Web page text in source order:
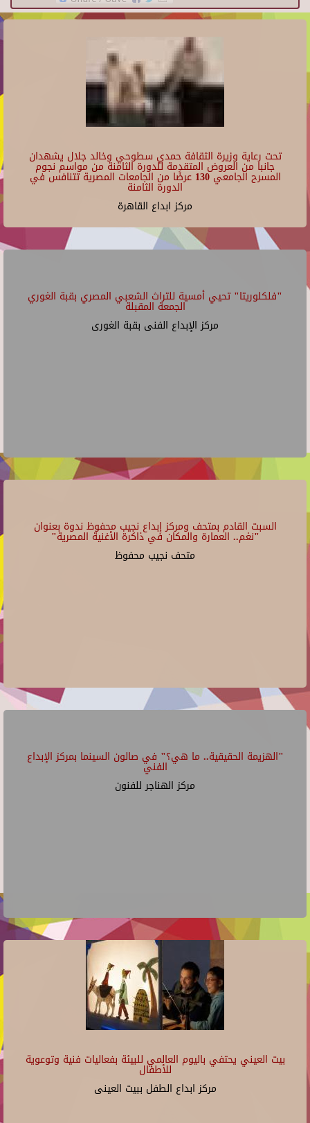
تحت رعاية وزيرة الثقافة حمدي سطوحي وخالد جلال يشهدان
جانبا من العروض المتقدمة للدورة الثامنة من مواسم نجوم
المسرح الجامعي 130 عرضًا من الجامعات المصرية تتنافس في
الدورة الثامنة
مركز ابداع القاهرة
"فلكلوريتا" تحيي أمسية للتراث الشعبي المصري بقبة الغوري
الجمعة المقبلة
مركز الإبداع الفنى بقبة الغورى
السبت القادم بمتحف ومركز إبداع نجيب محفوظ ندوة بعنوان
"نغم.. العمارة والمكان في ذاكرة الأغنية المصرية"
متحف نجيب محفوظ
"الهزيمة الحقيقية.. ما هي؟" في صالون السينما بمركز الإبداع
الفني
مركز الهناجر للفنون
بيت العيني يحتفي باليوم العالمي للبيئة بفعاليات فنية وتوعوية
للأطفال
مركز ابداع الطفل ببيت العينى